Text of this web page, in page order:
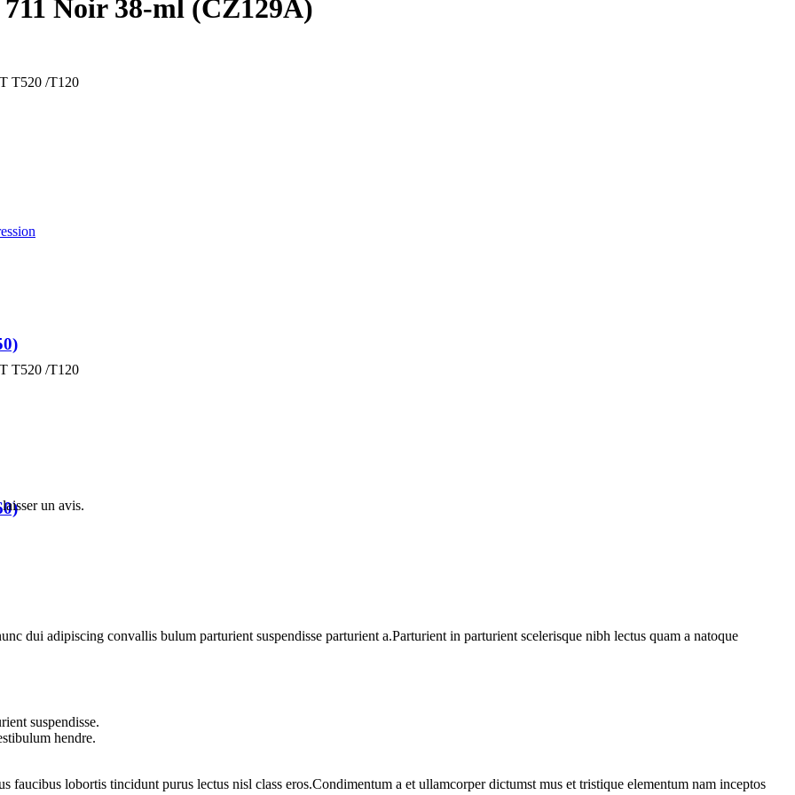
Noir 38-ml (CZ129A)
T520 /T120
T520 /T120
un avis.
dui adipiscing convallis bulum parturient suspendisse parturient a.Parturient in parturient scelerisque nibh lectus quam a natoque
suspendisse.
hendre.
faucibus lobortis tincidunt purus lectus nisl class eros.Condimentum a et ullamcorper dictumst mus et tristique elementum nam inceptos